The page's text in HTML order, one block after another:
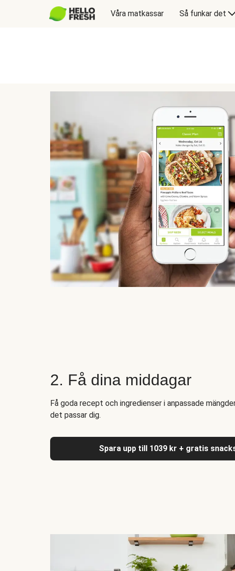
Våra matkassar Så funkar det
2. Få dina middagar
Få goda recept och ingredienser i anpassade
det passar dig.
Spara upp till 1039 kr + gratis